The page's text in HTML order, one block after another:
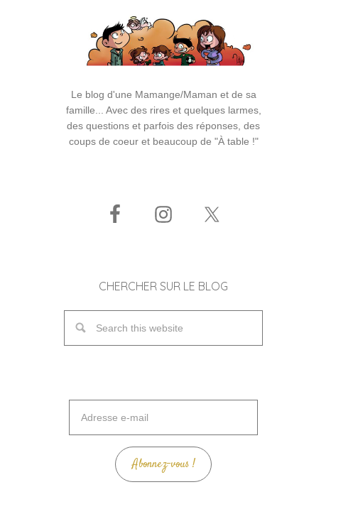
Le blog d'une Mamange/Maman et de sa
famille... Avec des rires et quelques larmes,
des questions et parfois des réponses, des
coups de coeur et beaucoup de "À table !"
CHERCHER SUR LE BLOG
mail
Abonnez-vous !